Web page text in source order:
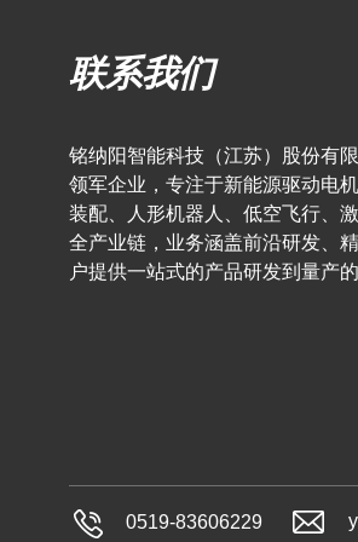
联系我们
铭纳阳智能科技（江苏）股份有
领军企业，专注于新能源驱动电
装配、人形机器人、低空飞行、
全产业链，业务涵盖前沿研发、
户提供一站式的产品研发到量产
0519-83606229